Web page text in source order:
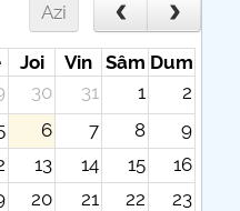
Azi
Joi Vin Sâm Dum
30 31 1
2
6 7 8
9
13 14 15
16
20 21 22
23